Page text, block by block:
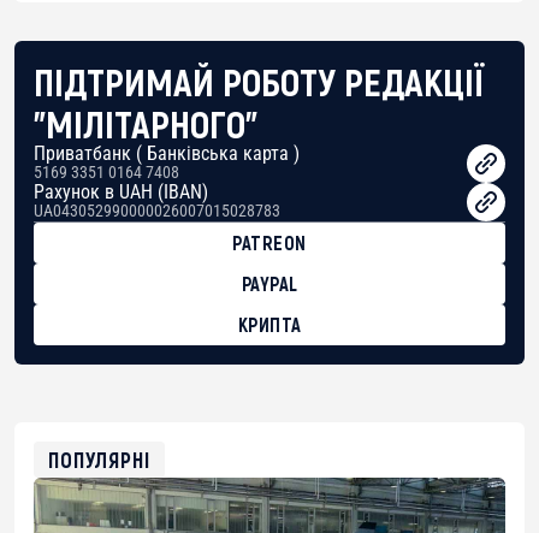
ПІДТРИМАЙ РОБОТУ РЕДАКЦІЇ
"МІЛІТАРНОГО"
Приватбанк ( Банківська карта )
5169 3351 0164 7408
Рахунок в UAH (IBAN)
UA043052990000026007015028783
PATREON
PAYPAL
КРИПТА
0xfD02863D3289416fcF50975c9DFda13623f97758
ПОПУЛЯРНІ